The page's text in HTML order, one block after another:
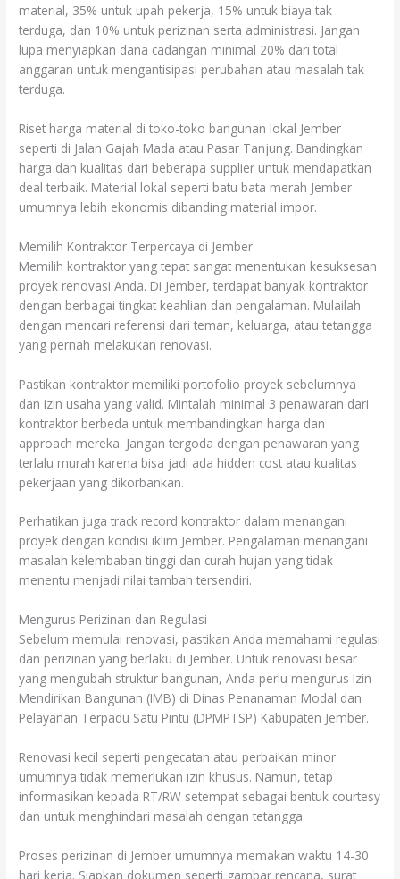
material, 35% untuk upah pekerja, 15% untuk biaya tak
terduga, dan 10% untuk perizinan serta administrasi. Jangan
lupa menyiapkan dana cadangan minimal 20% dari total
anggaran untuk mengantisipasi perubahan atau masalah tak
terduga.
Riset harga material di toko-toko bangunan lokal Jember
seperti di Jalan Gajah Mada atau Pasar Tanjung. Bandingkan
harga dan kualitas dari beberapa supplier untuk mendapatkan
deal terbaik. Material lokal seperti batu bata merah Jember
umumnya lebih ekonomis dibanding material impor.
Memilih Kontraktor Terpercaya di Jember
Memilih kontraktor yang tepat sangat menentukan kesuksesan
proyek renovasi Anda. Di Jember, terdapat banyak kontraktor
dengan berbagai tingkat keahlian dan pengalaman. Mulailah
dengan mencari referensi dari teman, keluarga, atau tetangga
yang pernah melakukan renovasi.
Pastikan kontraktor memiliki portofolio proyek sebelumnya
dan izin usaha yang valid. Mintalah minimal 3 penawaran dari
kontraktor berbeda untuk membandingkan harga dan
approach mereka. Jangan tergoda dengan penawaran yang
terlalu murah karena bisa jadi ada hidden cost atau kualitas
pekerjaan yang dikorbankan.
Perhatikan juga track record kontraktor dalam menangani
proyek dengan kondisi iklim Jember. Pengalaman menangani
masalah kelembaban tinggi dan curah hujan yang tidak
menentu menjadi nilai tambah tersendiri.
Mengurus Perizinan dan Regulasi
Sebelum memulai renovasi, pastikan Anda memahami regulasi
dan perizinan yang berlaku di Jember. Untuk renovasi besar
yang mengubah struktur bangunan, Anda perlu mengurus Izin
Mendirikan Bangunan (IMB) di Dinas Penanaman Modal dan
Pelayanan Terpadu Satu Pintu (DPMPTSP) Kabupaten Jember.
Renovasi kecil seperti pengecatan atau perbaikan minor
umumnya tidak memerlukan izin khusus. Namun, tetap
informasikan kepada RT/RW setempat sebagai bentuk courtesy
dan untuk menghindari masalah dengan tetangga.
Proses perizinan di Jember umumnya memakan waktu 14-30
hari kerja. Siapkan dokumen seperti gambar rencana, surat